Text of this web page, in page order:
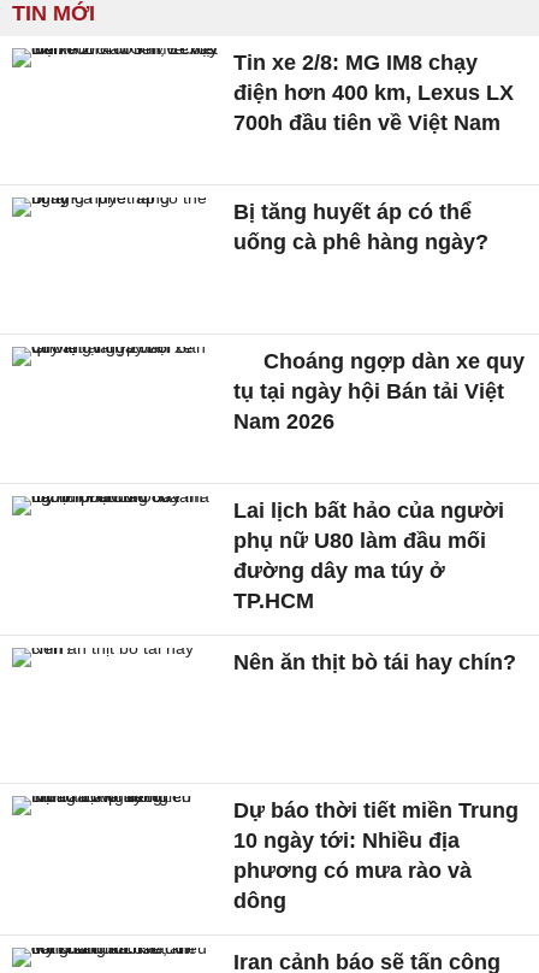
TIN MỚI
Tin xe 2/8: MG IM8 chạy
điện hơn 400 km, Lexus LX
700h đầu tiên về Việt Nam
Bị tăng huyết áp có thể
uống cà phê hàng ngày?
Choáng ngợp dàn xe quy
tụ tại ngày hội Bán tải Việt
Nam 2026
Lai lịch bất hảo của người
phụ nữ U80 làm đầu mối
đường dây ma túy ở
TP.HCM
Nên ăn thịt bò tái hay chín?
Dự báo thời tiết miền Trung
10 ngày tới: Nhiều địa
phương có mưa rào và
dông
Iran cảnh báo sẽ tấn công